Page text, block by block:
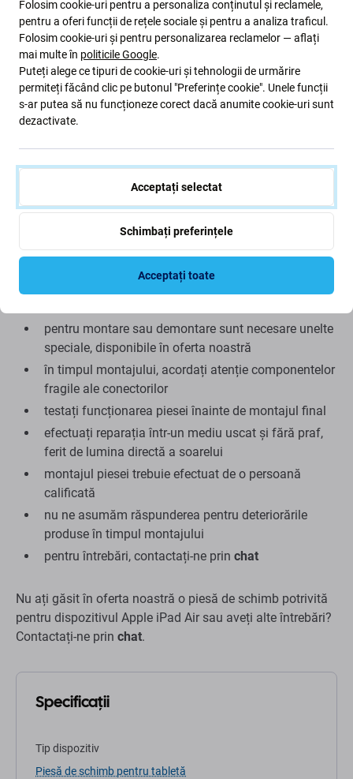
Dacă sticla camerei spate a dispozitivului Apple iPad Air
este zgâriată, crăpată sau deteriorată în alt mod, această
piesă este potrivită pentru înlocuire.
Calitatea piesei de schimb
specificații comparabile cu cele ale piesei originale și din
materiale similare. Reprezintă o înlocuire compatibilă a
piesei originale și, în cazuri rare, poate prezenta diferențe
minore de funcționalitate, calitate sau aspect.
Montaj și recomandări:
pentru montare sau demontare sunt necesare unelte
speciale, disponibile în oferta noastră
în timpul montajului, acordați atenție componentelor
fragile ale conectorilor
testați funcționarea piesei înainte de montajul final
efectuați reparația într-un mediu uscat și fără praf,
ferit de lumina directă a soarelui
montajul piesei trebuie efectuat de o persoană
calificată
nu ne asumăm răspunderea pentru deteriorările
produse în timpul montajului
pentru întrebări, contactați-ne prin chat
Nu ați găsit în oferta noastră o piesă de schimb potrivită
pentru dispozitivul Apple iPad Air sau aveți alte întrebări?
Contactați-ne prin chat.
Specificații
Tip dispozitiv
Piesă de schimb pentru tabletă
Folosim cookie-uri pentru a personaliza conținutul și reclamele,
pentru a oferi funcții de rețele sociale și pentru a analiza traficul.
Folosim cookie-uri și pentru personalizarea reclamelor — aflați
mai multe în politicile Google.
Puteți alege ce tipuri de cookie-uri și tehnologii de urmărire
permiteți făcând clic pe butonul "Preferințe cookie". Unele funcții
s-ar putea să nu funcționeze corect dacă anumite cookie-uri sunt
dezactivate.
Acceptați selectat
Schimbați preferințele
Acceptați toate